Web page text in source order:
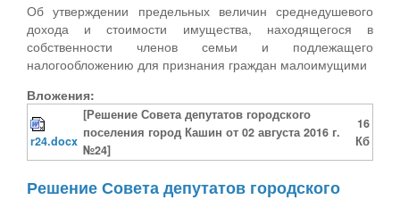
Об утверждении предельных величин среднедушевого
дохода и стоимости имущества, находящегося в
собственности членов семьи и подлежащего
налогообложению для признания граждан малоимущими
Вложения:
r24.docx
[Решение Совета депутатов городского
поселения город Кашин от 02 августа 2016 г.
№24]
16
Кб
Решение Совета депутатов городского